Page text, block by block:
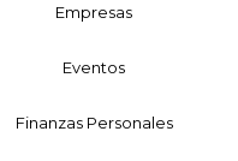
Empresas
Eventos
Finanzas Personales